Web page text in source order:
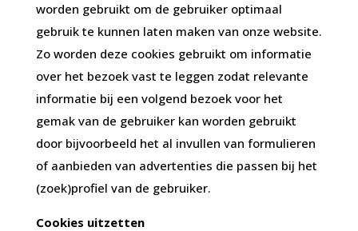
worden gebruikt om de gebruiker optimaal
gebruik te kunnen laten maken van onze website.
Zo worden deze cookies gebruikt om informatie
over het bezoek vast te leggen zodat relevante
informatie bij een volgend bezoek voor het
gemak van de gebruiker kan worden gebruikt
door bijvoorbeeld het al invullen van formulieren
of aanbieden van advertenties die passen bij het
(zoek)profiel van de gebruiker.
Cookies uitzetten